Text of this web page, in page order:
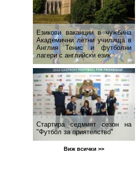
Езикови ваканции​ в чужбина
Академични летни училища в
Англия Тенис и футболни
лагери с английски език
Стартира седмият сезон на
"Футбол за приятелство"
Виж всички >>